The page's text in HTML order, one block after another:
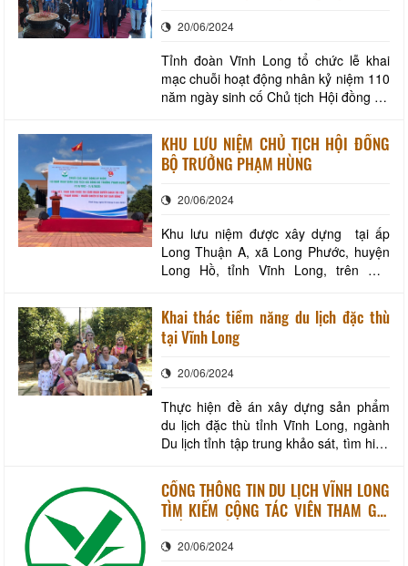
20/06/2024
Tỉnh đoàn Vĩnh Long tổ chức lễ khai
mạc chuỗi hoạt động nhân kỷ niệm 110
năm ngày sinh cố Chủ tịch Hội đồng Bộ
việc và học tập. Còn sống là còn lao
động và chiến đấu” Ngày 5.6, tại Khu
lưu niệm Chủ tịch Hội đồng Bộ trưởng
Hồ, Vĩn
KHU LƯU NIỆM CHỦ TỊCH HỘI ĐỒNG
BỘ TRƯỞNG PHẠM HÙNG
20/06/2024
Khu lưu niệm được xây dựng tại ấp
Long Thuận A, xã Long Phước, huyện
Long Hồ, tỉnh Vĩnh Long, trên một
Phạm Hùng. Với diện tích 32.000m
vuông được chia thành nhiều hạng
mục: như Nhà Lễ Tân, Nhà Tưởng
trưng bày ngoài trời có: phòng
Khai thác tiềm năng du lịch đặc thù
tại Vĩnh Long
20/06/2024
Thực hiện đề án xây dựng sản phẩm
du lịch đặc thù tỉnh Vĩnh Long, ngành
Du lịch tỉnh tập trung khảo sát, tìm hiểu
trưng của địa phương, hình thành tour,
tuyến mới để giới thiệu đến du khách.
Dòng sông Long Hồ với nhiều di tích
CỔNG THÔNG TIN DU LỊCH VĨNH LONG
TÌM KIẾM CỘNG TÁC VIÊN THAM GIA
20/06/2024